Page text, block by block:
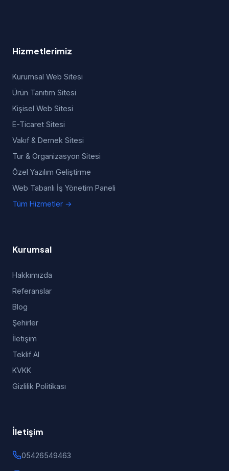
Hizmetlerimiz
Kurumsal Web Sitesi
Ürün Tanıtım Sitesi
Kişisel Web Sitesi
E-Ticaret Sitesi
Vakıf & Dernek Sitesi
Tur & Organizasyon Sitesi
Özel Yazılım Geliştirme
Web Tabanlı İş Yönetim Paneli
Tüm Hizmetler →
Kurumsal
Hakkımızda
Referanslar
Blog
Şehirler
İletişim
Teklif Al
KVKK
Gizlilik Politikası
İletişim
05426549463